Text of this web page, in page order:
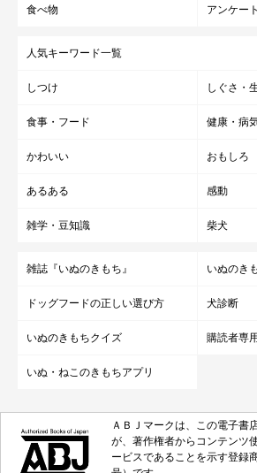
食べ物 アンケート
人気キーワード一覧
しつけ しぐさ・
食事・フード 健康・病
かわいい おもしろ
あるある 感動
雑学・豆知識 柴犬
雑誌『いぬのきもち』 いぬのき
ドッグフードの正しい選び方 犬診断
いぬのきもちクイズ 購読者専
いぬ・ねこのきもちアプリ
ＡＢＪマークは、この電子書
が、著作権者からコンテンツ
ービスであることを示す登録